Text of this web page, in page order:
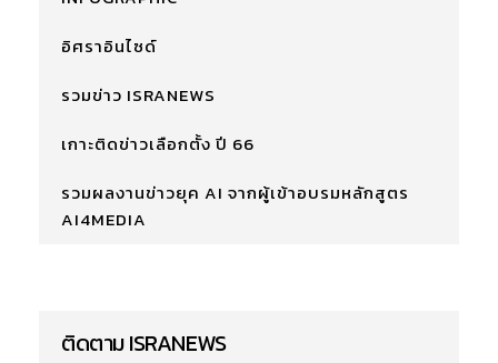
อิศราอินไซด์
รวมข่าว ISRANEWS
เกาะติดข่าวเลือกตั้ง ปี 66
รวมผลงานข่าวยุค AI จากผู้เข้าอบรมหลักสูตร
AI4MEDIA
ติดตาม ISRANEWS